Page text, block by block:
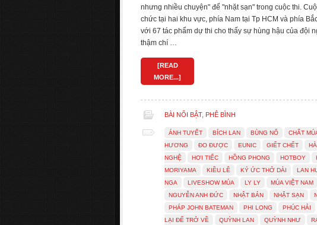
nhưng nhiều chuyện" để "nhặt sạn" trong cuộc thi.
chức tại hai khu vực, phía Nam tại Tp HCM và phía
với 67 tác phẩm dự thi cho thấy sự hùng hậu của đội
thậm chí …
[READ
MORE...]
BÀI NỔI BẬT, PHÊ BÌNH
ÁNH TUYẾT BÍCH LAN BÙNG NỔ CHẤT
HƯƠNG
ĐO ĐƯỢC EUNIC GIẾT CHẾT
NGHỆ
HƠI TIẾC HỒNG PHONG HOTBOY
MORIYAMA
KIỀU LÊ KÝ ỨC THỞ DÀI LAN
NGA
LIVESHOW MÚA LY LY MÚA VIỆT NAM
NGUYỄN ANH ĐỨC
NHẬT BẢN NHẶT SẠN
PHÁP JOHN BATEMAN
PHI LONG PHÚC HẢI
LẠI ĐỂ TRỞ VỀ
QUỲNH LAN QUỲNH NHƯ